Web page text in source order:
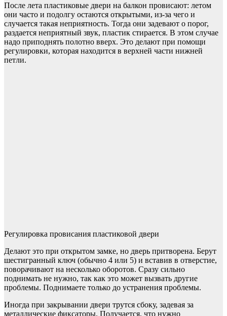
После лета пластиковые двери на балкон провисают: летом
они часто и подолгу остаются открытыми, из-за чего и
случается такая неприятность. Тогда они задевают о порог,
раздается неприятный звук, пластик стирается. В этом случае
надо приподнять полотно вверх. Это делают при помощи
регулировки, которая находится в верхней части нижней
петли.
Регулировка провисания пластиковой двери
Делают это при открытом замке, но дверь притворена. Берут
шестигранный ключ (обычно 4 или 5) и вставив в отверстие,
поворачивают на несколько оборотов. Сразу сильно
поднимать не нужно, так как это может вызвать другие
проблемы. Поднимаете только до устранения проблемы.
Иногда при закрывании двери трутся сбоку, задевая за
металлические фиксаторы. Получается, что нужно